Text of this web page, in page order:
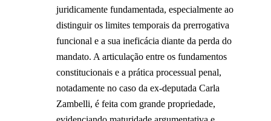
juridicamente fundamentada, especialmente ao
distinguir os limites temporais da prerrogativa
funcional e a sua ineficácia diante da perda do
mandato. A articulação entre os fundamentos
constitucionais e a prática processual penal,
notadamente no caso da ex-deputada Carla
Zambelli, é feita com grande propriedade,